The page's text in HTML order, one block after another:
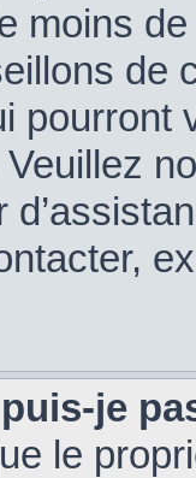
moins
de
pourront
je
le